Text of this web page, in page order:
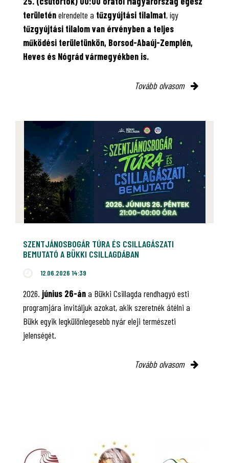
területénelrendelte a tűzgyújtási tilalmat, így
tűzgyújtási tilalom van érvényben a teljes
működési területünkön, Borsod-Abaúj-Zemplén,
Heves és Nógrád vármegyékben is.
Tovább olvasom
SZENTJÁNOSBOGÁR TÚRA ÉS CSILLAGÁSZATI
BEMUTATÓ A BÜKKI CSILLAGDÁBAN
12.06.2026 14:39
2026. június 26-ána Bükki Csillagda rendhagyó esti
programjára invitáljuk azokat, akik szeretnék átélni a
Bükk egyik legkülönlegesebb nyár eleji természeti
jelenségét.
Tovább olvasom